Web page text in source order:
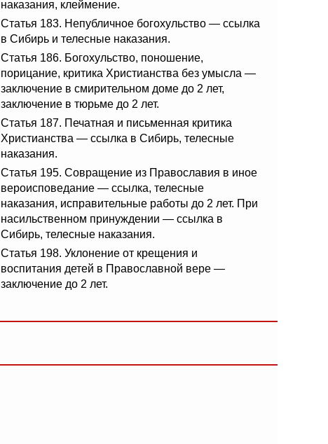
наказания, клеймение.
Статья 183. Непубличное богохульство — ссылка
в Сибирь и телесные наказания.
Статья 186. Богохульство, поношение,
порицание, критика Христианства без умысла —
заключение в смирительном доме до 2 лет,
заключение в тюрьме до 2 лет.
Статья 187. Печатная и письменная критика
Христианства — ссылка в Сибирь, телесные
наказания.
Статья 195. Совращение из Православия в иное
вероисповедание — ссылка, телесные
наказания, исправительные работы до 2 лет. При
насильственном принуждении — ссылка в
Сибирь, телесные наказания.
Статья 198. Уклонение от крещения и
воспитания детей в Православной вере —
заключение до 2 лет.